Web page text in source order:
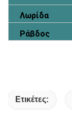
Λωρίδα
Ράβδος
Ετικέτες: